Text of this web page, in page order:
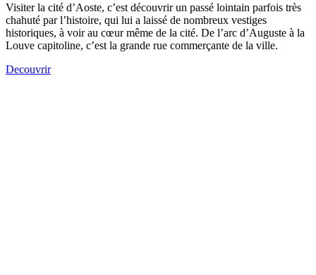
Visiter la cité d’Aoste, c’est découvrir un passé lointain parfois très
chahuté par l’histoire, qui lui a laissé de nombreux vestiges
historiques, à voir au cœur même de la cité. De l’arc d’Auguste à la
Louve capitoline, c’est la grande rue commerçante de la ville.
Decouvrir